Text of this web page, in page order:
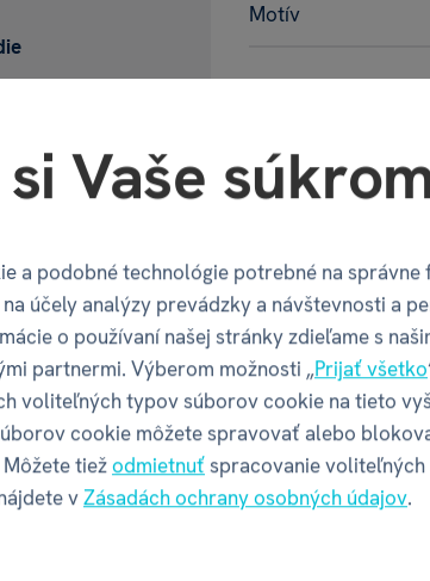
84 CM
Motív
Šírka balenia
Hĺbka balenia
Výška balenia
Váha balenia
GPSR -
Vaše
a podobné technológie potrebné na správne
účely analýzy prevádzky a návštevnosti a
o používaní našej stránky zdieľame s
partnermi. Výberom možnosti „Prijať všetko
voliteľných typov súborov cookie na tieto
cookie môžete spravovať alebo
Môžete tiežodmietnuťspracovanie
vZásadách ochrany osobných údajov.